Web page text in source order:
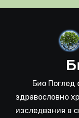
Био Поглед
здравословно
изследвания в